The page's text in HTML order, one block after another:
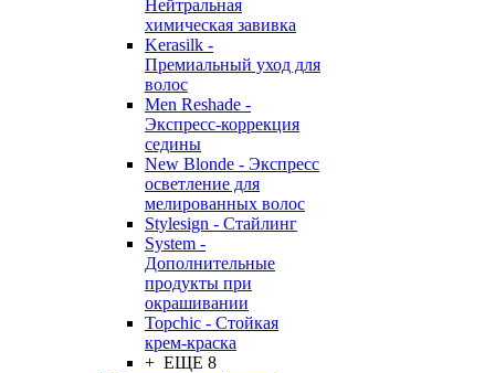
Нейтральная
химическая завивка
Kerasilk -
Премиальный уход для
волос
Men Reshade -
Экспресс-коррекция
седины
New Blonde - Экспресс
осветление для
мелированных волос
Stylesign - Стайлинг
System -
Дополнительные
продукты при
окрашивании
Topchic - Стойкая
крем-краска
+ ЕЩЕ 8